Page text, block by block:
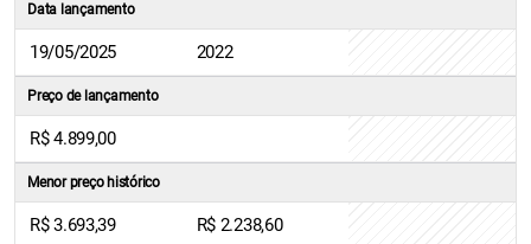
Data lançamento
19/05/2025 2022
Preço de lançamento
R$ 4.899,00
Menor preço histórico
R$ 3.693,39 R$ 2.238,60